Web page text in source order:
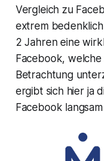
Vergleich zu
extrem
2 Jahren eine
Facebook,
Betrachtung
ergibt sich hier ja
Facebook